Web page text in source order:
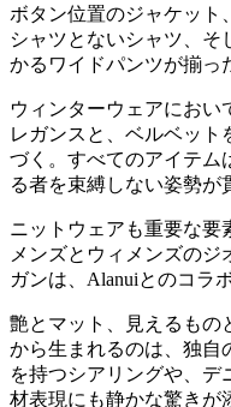
ボタン位置のジャケット
シャツとないシャツ、そ
かるワイドパンツが揃っ
ウィンターウェアにおい
レガンスと、ベルベット
づく。すべてのアイテム
る者を束縛しない姿勢が
ニットウェアも重要な要
メンズとウィメンズのジ
ガンは、Alanuiとのコラ
艶とマット、見えるもの
から生まれるのは、独自
を持つシアリングや、デ
材表現にも静かな驚きが